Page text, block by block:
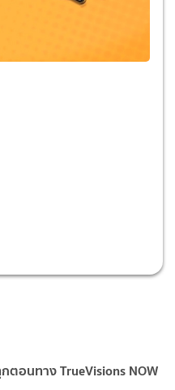
ตอนทาง TrueVisions NOW